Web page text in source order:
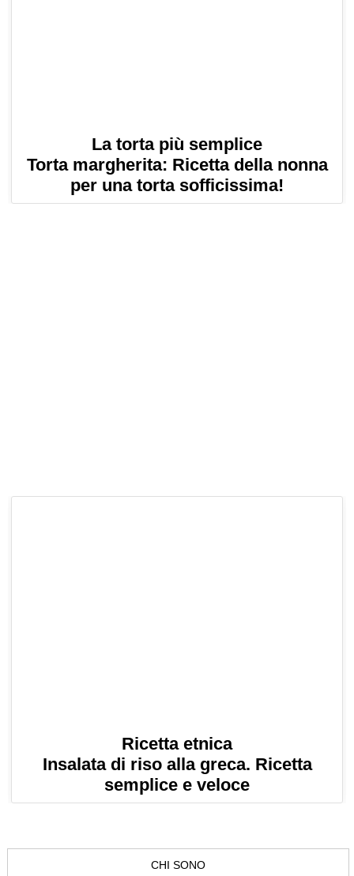
La torta più semplice
Torta margherita: Ricetta della nonna
per una torta sofficissima!
Ricetta etnica
Insalata di riso alla greca. Ricetta
semplice e veloce
CHI SONO